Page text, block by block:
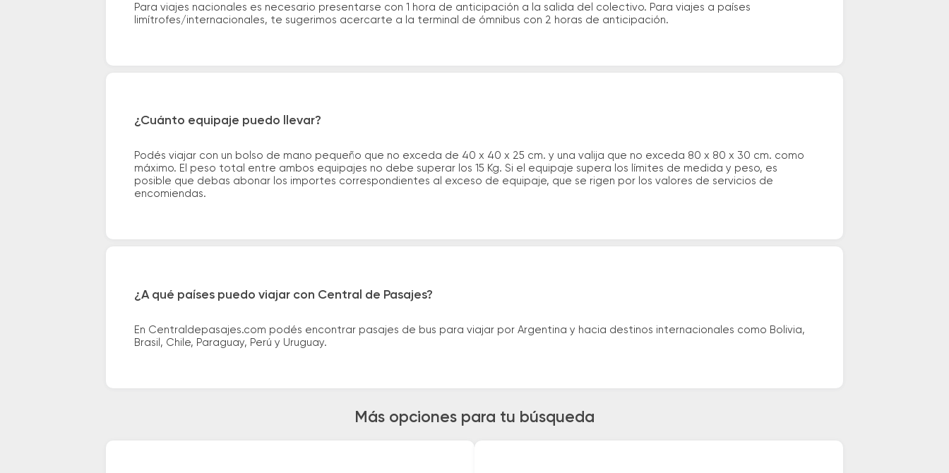
Para viajes nacionales es necesario presentarse con 1 hora de anticipación a la salida del colectivo. Para viajes a países
limítrofes/internacionales, te sugerimos acercarte a la terminal de ómnibus con 2 horas de anticipación.
¿Cuánto equipaje puedo llevar?
Podés viajar con un bolso de mano pequeño que no exceda de 40 x 40 x 25 cm. y una valija que no exceda 80 x 80 x 30 cm. como
máximo. El peso total entre ambos equipajes no debe superar los 15 Kg. Si el equipaje supera los límites de medida y peso, es
posible que debas abonar los importes correspondientes al exceso de equipaje, que se rigen por los valores de servicios de
encomiendas.
¿A qué países puedo viajar con Central de Pasajes?
En Centraldepasajes.com podés encontrar pasajes de bus para viajar por Argentina y hacia destinos internacionales como Bolivia,
Brasil, Chile, Paraguay, Perú y Uruguay.
Más opciones para tu búsqueda